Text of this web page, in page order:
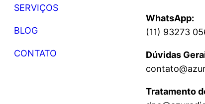
SERVIÇOS
BLOG
CONTATO
WhatsApp:
(11) 93273
Dúvidas
Tratamento